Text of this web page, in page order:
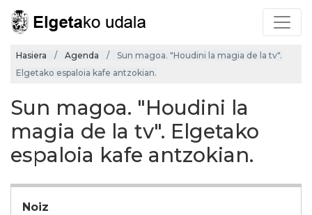
Hasiera Agenda
Sun magoa. "Houdini la magia de la tv".
Elgetako espaloia kafe antzokian.
Sun magoa. "Houdini la
magia de la tv". Elgetako
espaloia kafe antzokian.
Noiz